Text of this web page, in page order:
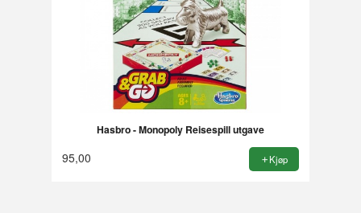
Hasbro - Monopoly Reisespill utgave
95,00 Kjøp